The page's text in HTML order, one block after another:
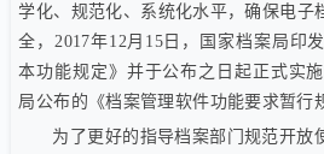
学化、规范化、系统化水平，确保电子
全， 2017年12月15日，国家档案局印
本功能规定》并于公布之日起正式实
局公布的《档案管理软件功能要求暂行
为 了更好的指导档案部门规范开放